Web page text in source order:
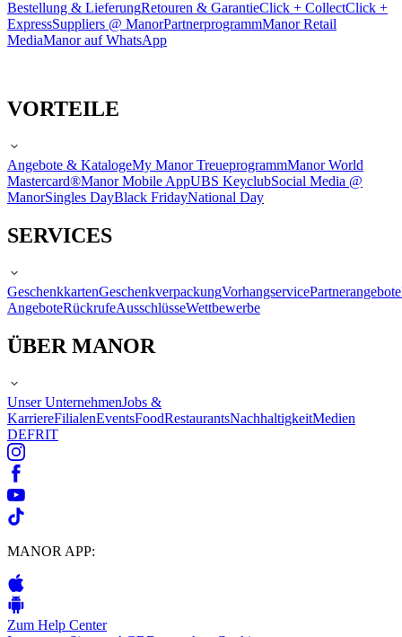
Bestellung & LieferungRetouren & GarantieClick + CollectClick +
ExpressSuppliers @ ManorPartnerprogrammManor Retail
MediaManor auf WhatsApp
VORTEILE
Angebote & KatalogeMy Manor TreueprogrammManor World
Mastercard®Manor Mobile AppUBS KeyclubSocial Media @
ManorSingles DayBlack FridayNational Day
SERVICES
GeschenkkartenGeschenkverpackungVorhangservicePartnerangebote
AngeboteRückrufeAusschlüsseWettbewerbe
ÜBER MANOR
Unser UnternehmenJobs &
KarriereFilialenEventsFoodRestaurantsNachhaltigkeitMedien
DEFRIT
MANOR APP:
Zum Help Center